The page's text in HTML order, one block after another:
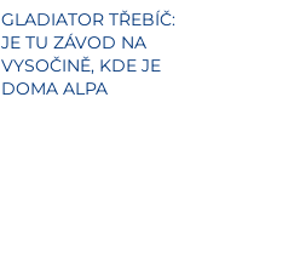
GLADIATOR TŘEBÍČ:
JE TU ZÁVOD NA
VYSOČINĚ, KDE JE
DOMA ALPA